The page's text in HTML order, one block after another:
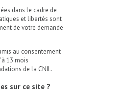
dans le cadre de
et libertés sont
de votre demande
au consentement
13 mois
de la CNIL.
sur ce site ?